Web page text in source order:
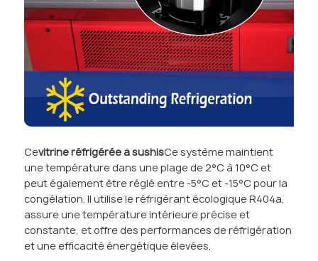
Cevitrine réfrigérée à sushisCe système maintient
une température dans une plage de 2°C à 10°C et
peut également être réglé entre -5°C et -15°C pour la
congélation. Il utilise le réfrigérant écologique R404a,
assure une température intérieure précise et
constante, et offre des performances de réfrigération
et une efficacité énergétique élevées.